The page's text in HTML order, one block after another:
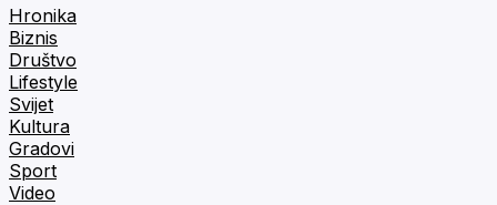
Hronika
Biznis
Društvo
Lifestyle
Svijet
Kultura
Gradovi
Sport
Video